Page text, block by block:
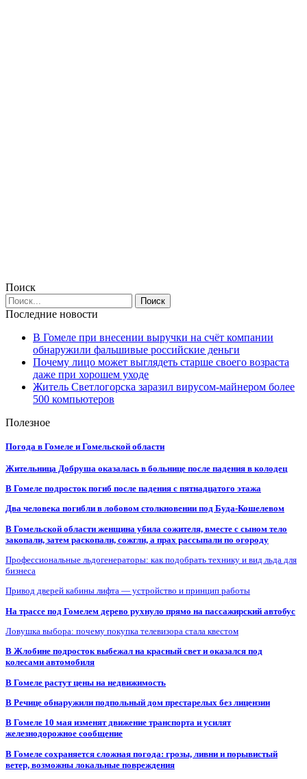
Поиск
Последние новости
В Гомеле при внесении выручки на счёт компании
обнаружили фальшивые российские деньги
Почему лицо может выглядеть старше своего возраста
даже при хорошем уходе
Житель Светлогорска заразил вирусом-майнером более
500 компьютеров
Полезное
Погода в Гомеле и Гомельской области
Жительница Добруша оказалась в больнице после падения в колодец
В Гомеле подросток погиб после падения с пятнадцатого этажа
Два человека погибли в лобовом столкновении под Буда-Кошелевом
В Гомельской области женщина убила сожителя, вместе с сыном тело
закопали, затем раскопали, сожгли, а прах рассыпали по огороду
Профессиональные льдогенераторы: как подобрать технику и вид льда для
бизнеса
Привод дверей кабины лифта — устройство и принцип работы
На трассе под Гомелем дерево рухнуло прямо на пассажирский автобус
Ловушка выбора: почему покупка телевизора стала квестом
В Жлобине подросток выбежал на красный свет и оказался под
колесами автомобиля
В Гомеле растут цены на недвижимость
В Речице обнаружили подпольный дом престарелых без лицензии
В Гомеле 10 мая изменят движение транспорта и усилят
железнодорожное сообщение
В Гомеле сохраняется сложная погода: грозы, ливни и порывистый
ветер, возможны локальные повреждения